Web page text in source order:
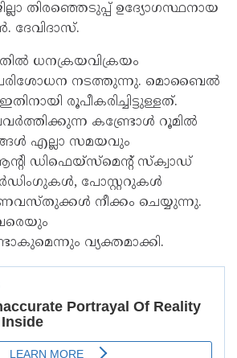
തിരഞ്ഞെടുപ്പ് ഉദ്യോഗസ്ഥനായ
ദേവിദാസ്.
ധനക്രയവിക്രയം
പരിശോധന നടത്തുന്നു. മൊബൈൽ
രൂപീകരിച്ചിട്ടുള്ളത്.
കണ്ട്രോൾ റൂമിൽ
എല്ലാ സമയവും
ഡിഫെയ്‌സ്‌മെന്റ് സ്‌ക്വാഡ്
പോസ്റ്ററുകൾ
നീക്കം ചെയ്യുന്നു.
വ്യക്തമാക്കി.